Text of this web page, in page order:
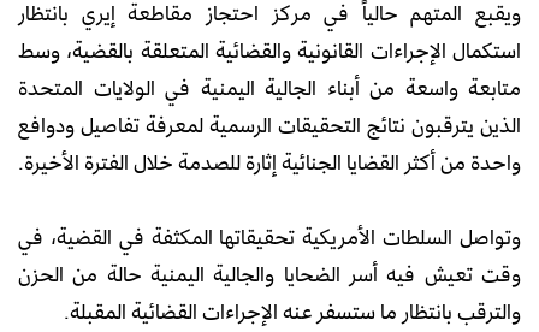
ويقبع المتهم حالياً في مركز احتجاز مقاطعة إيري بانتظار
استكمال الإجراءات القانونية والقضائية المتعلقة بالقضية، وسط
متابعة واسعة من أبناء الجالية اليمنية في الولايات المتحدة
الذين يترقبون نتائج التحقيقات الرسمية لمعرفة تفاصيل ودوافع
واحدة من أكثر القضايا الجنائية إثارة للصدمة خلال الفترة الأخيرة.
وتواصل السلطات الأمريكية تحقيقاتها المكثفة في القضية، في
وقت تعيش فيه أسر الضحايا والجالية اليمنية حالة من الحزن
والترقب بانتظار ما ستسفر عنه الإجراءات القضائية المقبلة.